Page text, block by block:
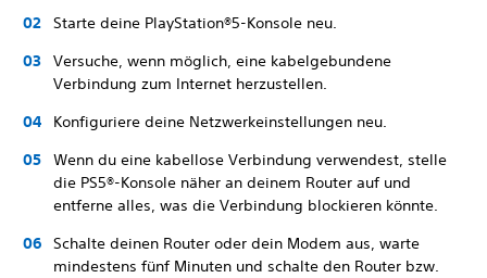
Starte deine PlayStation®5-Konsole neu.
Versuche, wenn möglich, eine kabelgebundene
Verbindung zum Internet herzustellen.
Konfiguriere deine Netzwerkeinstellungen neu.
Wenn du eine kabellose Verbindung verwendest, stelle
die PS5®-Konsole näher an deinem Router auf und
entferne alles, was die Verbindung blockieren könnte.
Schalte deinen Router oder dein Modem aus, warte
mindestens fünf Minuten und schalte den Router bzw.